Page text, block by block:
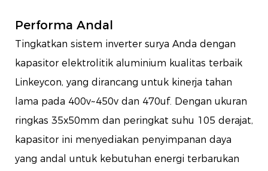
Performa Andal
Tingkatkan sistem inverter surya Anda dengan
kapasitor elektrolitik aluminium kualitas terbaik
Linkeycon, yang dirancang untuk kinerja tahan
lama pada 400v~450v dan 470uf. Dengan ukuran
ringkas 35x50mm dan peringkat suhu 105 derajat,
kapasitor ini menyediakan penyimpanan daya
yang andal untuk kebutuhan energi terbarukan